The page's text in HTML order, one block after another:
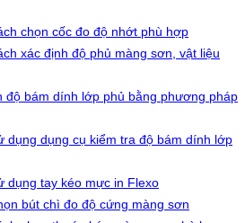
chọn cốc đo độ nhớt phù hợp
xác định độ phủ màng sơn, vật liệu
độ bám dính lớp phủ bằng phương pháp
dụng dụng cụ kiểm tra độ bám dính lớp
dụng tay kéo mực in Flexo
bút chì đo độ cứng màng sơn